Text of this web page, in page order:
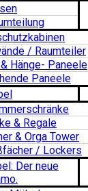
/ Raumteiler
Hänge- Paneele
Paneele
& Regale
& Orga Tower
/ Lockers
Der neue